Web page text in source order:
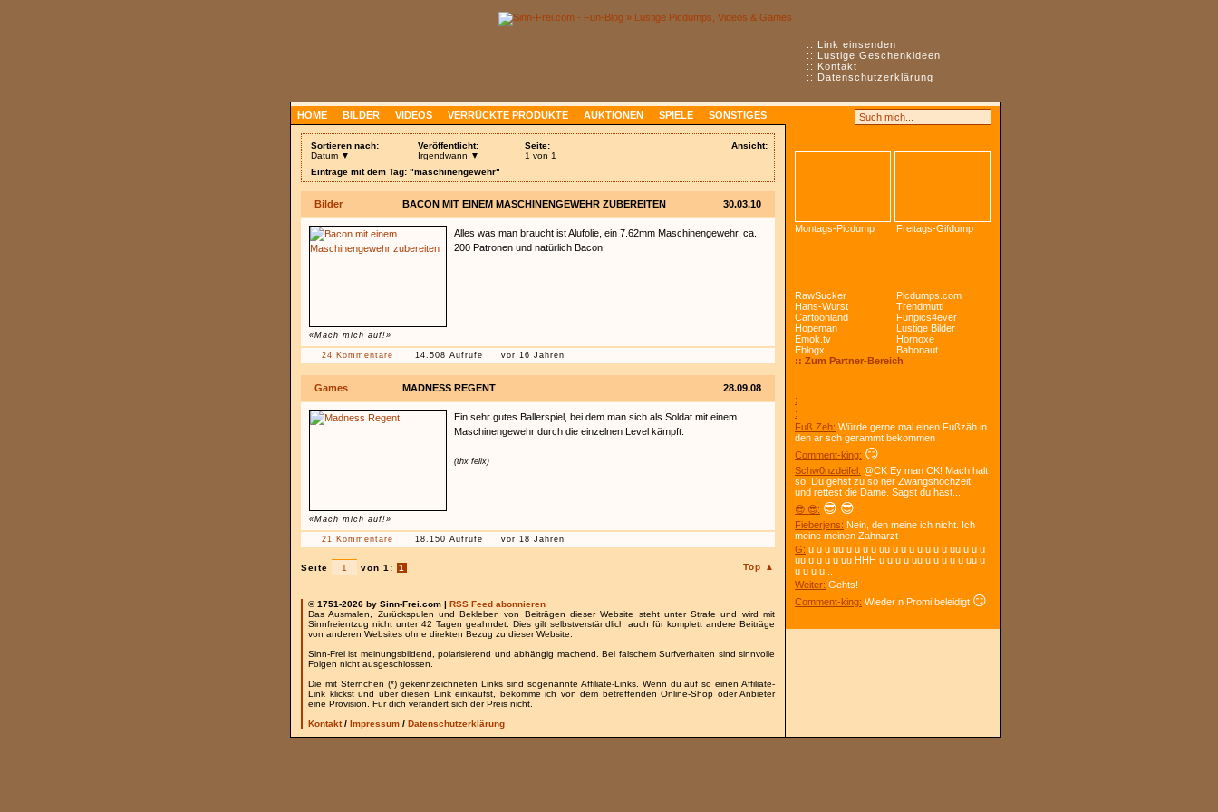
:: Link einsenden
:: Lustige Geschenkideen
:: Kontakt
:: Datenschutzerklärung
HOME BILDER VIDEOS VERRÜCKTE PRODUKTE AUKTIONEN SPIELE SONSTIGES
Ansicht:
Sortieren nach:
Datum ▼
Veröffentlicht:
Irgendwann ▼
Seite:
1 von 1
Einträge mit dem Tag: "maschinengewehr"
Bilder 30.03.10
BACON MIT EINEM MASCHINENGEWEHR ZUBEREITEN
«Mach mich auf!»
Alles was man braucht ist Alufolie, ein 7.62mm Maschinengewehr, ca.
200 Patronen und natürlich Bacon
24 Kommentare 14.508 Aufrufe vor 16 Jahren
Games 28.09.08
MADNESS REGENT
«Mach mich auf!»
Ein sehr gutes Ballerspiel, bei dem man sich als Soldat mit einem
Maschinengewehr durch die einzelnen Level kämpft.
(thx felix)
21 Kommentare 18.150 Aufrufe vor 18 Jahren
Top ▲
Seite von 1: 1
© 1751-2026 by Sinn-Frei.com | RSS Feed abonnieren
Das Ausmalen, Zurückspulen und Bekleben von Beiträgen dieser Website steht unter Strafe und wird mit
Sinnfreientzug nicht unter 42 Tagen geahndet. Dies gilt selbstverständlich auch für komplett andere Beiträge
von anderen Websites ohne direkten Bezug zu dieser Website.
Sinn-Frei ist meinungsbildend, polarisierend und abhängig machend. Bei falschem Surfverhalten sind sinnvolle
Folgen nicht ausgeschlossen.
Die mit Sternchen (*) gekennzeichneten Links sind sogenannte Affiliate-Links. Wenn du auf so einen Affiliate-
Link klickst und über diesen Link einkaufst, bekomme ich von dem betreffenden Online-Shop oder Anbieter
eine Provision. Für dich verändert sich der Preis nicht.
Kontakt/ Impressum / Datenschutzerklärung
Montags-Picdump Freitags-Gifdump
RawSucker
Picdumps.com
Hans-Wurst
Trendmutti
Cartoonland
Funpics4ever
Hopeman
Lustige Bilder
Emok.tv
Hornoxe
Eblogx
Babonaut
:: Zum Partner-Bereich
:
:
Fuß Zeh: Würde gerne mal einen Fußzäh in
den ar sch gerammt bekommen
Comment-king: 😏
Schw0nzdeifel: @CK Ey man CK! Mach halt
so! Du gehst zu so ner Zwangshochzeit
und rettest die Dame. Sagst du hast...
😎 😎: 😎 😎
Fieberjens: Nein, den meine ich nicht. Ich
meine meinen Zahnarzt
G: u u u uu u u u u uu u u u u u u u uu u u u
uu u u u u uu HHH u u u u uu u u u u u uu u
u u u u...
Weiter: Gehts!
Comment-king: Wieder n Promi beleidigt 😏